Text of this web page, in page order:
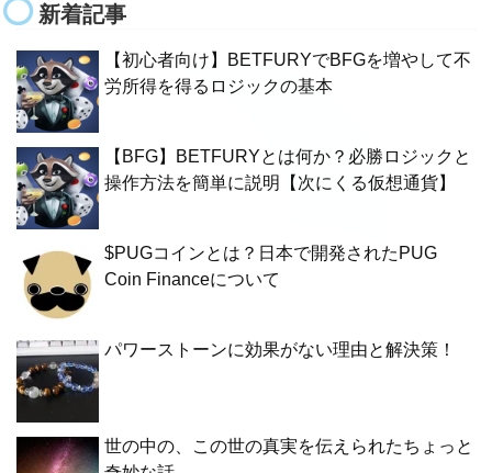
新着記事
【初心者向け】BETFURYでBFGを増やして不
労所得を得るロジックの基本
【BFG】BETFURYとは何か？必勝ロジックと
操作方法を簡単に説明【次にくる仮想通貨】
$PUGコインとは？日本で開発されたPUG
Coin Financeについて
パワーストーンに効果がない理由と解決策！
世の中の、この世の真実を伝えられたちょっと